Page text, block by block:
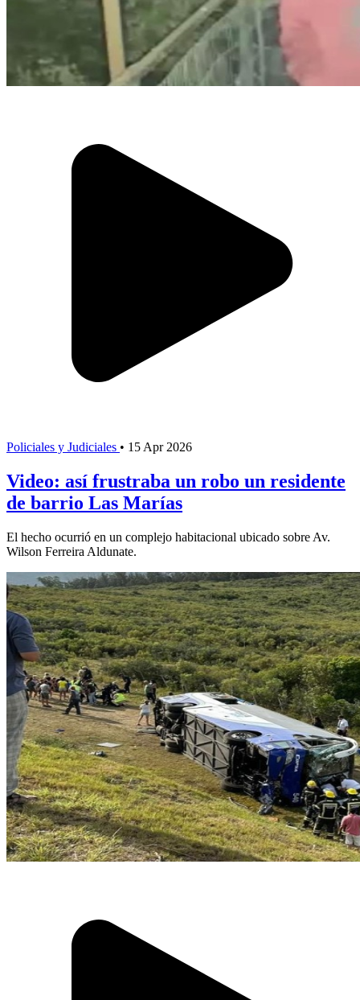
Policiales y Judiciales • 15 Apr 2026
Video: así frustraba un robo un residente
de barrio Las Marías
El hecho ocurrió en un complejo habitacional ubicado sobre Av.
Wilson Ferreira Aldunate.